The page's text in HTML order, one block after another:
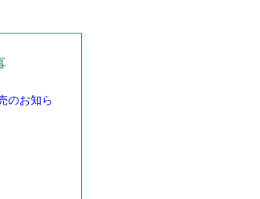
のお知ら